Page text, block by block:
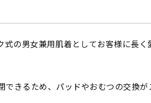
式の男女兼用肌着としてお客様に長く
きるため、パッドやおむつの交換が